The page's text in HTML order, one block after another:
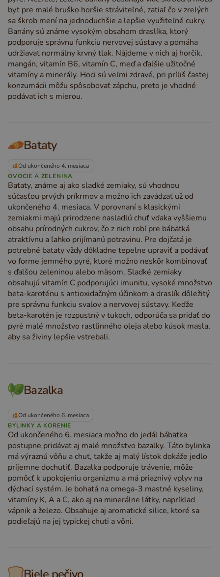
byť pre malé bruško horšie stráviteľné, zatiaľ čo v zrelých
sa škrob mení na jednoduchšie a lepšie využiteľné cukry.
Banány sú známe vysokým obsahom draslíka, ktorý
podporuje správnu funkciu nervovej sústavy a pomáha
udržiavať normálny krvný tlak. Nájdeme v nich aj horčík,
mangán, vitamín B6, vitamín C, meď a ďalšie užitočné
vitamíny a minerály. Hoci sú veľmi zdravé, pri príliš častej
konzumácii môžu spôsobovať zápchu, preto je vhodné
podávať ich s mierou.
Bataty
Od ukončeného 4. mesiaca
OVOCIE A ZELENINA
Bataty, známe aj ako sladké zemiaky, sú vhodnou
súčasťou prvých príkrmov a možno ich zavádzať už od
ukončeného 4. mesiaca. V porovnaní s klasickými
zemiakmi majú prirodzene nasladlú chuť vďaka vyššiemu
obsahu prírodných cukrov, čo z nich robí pre bábätká
atraktívnu a ľahko prijímanú potravinu. Pre dojčatá je
potrebné bataty vždy dôkladne tepelne upraviť a podávať
vo forme jemného pyré, ktoré možno neskôr kombinovať
s ďalšou zeleninou alebo mäsom. Sladké zemiaky
obsahujú vitamín C podporujúci imunitu, vysoké množstvo
beta-karoténu s antioxidačným účinkom a draslík dôležitý
pre správnu funkciu svalov a nervovej sústavy. Keďže
beta-karotén je rozpustný v tukoch, odporúča sa pridať do
pyré malé množstvo rastlinného oleja alebo kúsok masla,
aby sa živiny lepšie vstrebali.
Bazalka
Od ukončeného 6. mesiaca
BYLINKY A KORENIE
Od ukončeného 6. mesiaca možno do jedál bábätka
postupne pridávať aj malé množstvo bazalky. Táto bylinka
má výraznú vôňu a chuť, takže aj malý lístok dokáže jedlo
príjemne dochutiť. Bazalka podporuje trávenie, môže
pomôcť k upokojeniu organizmu a má priaznivý vplyv na
dýchací systém. Je bohatá na omega-3 mastné kyseliny,
vitamíny K, A a C, ako aj na minerálne látky, napríklad
vápnik a železo. Obsahuje aj aromatické silice, ktoré sa
podieľajú na jej typickej chuti a vôni.